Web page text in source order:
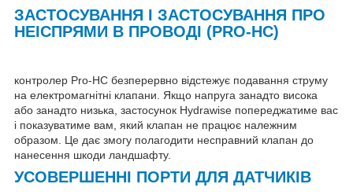
ЗАСТОСУВАННЯ І ЗАСТОСУВАННЯ ПРО
НЕІСПРЯМИ В ПРОВОДІ (PRO-HC)
контролер Pro-HC безперервно відстежує подавання струму
на електромагнітні клапани. Якщо напруга занадто висока
або занадто низька, застосунок Hydrawise попереджатиме вас
і показуватиме вам, який клапан не працює належним
образом. Це дає змогу полагодити несправний клапан до
нанесення шкоди ландшафту.
УСОВЕРШЕННІ ПОРТИ ДЛЯ ДАТЧИКІВ